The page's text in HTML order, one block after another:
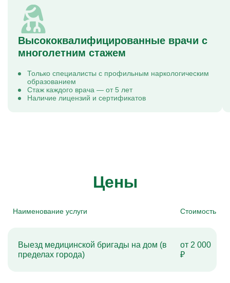
Высококвалифицированные врачи с
многолетним стажем
Только специалисты с профильным наркологическим
образованием
Стаж каждого врача — от 5 лет
Наличие лицензий и сертификатов
Цены
Наименование услуги Стоимость
Выезд медицинской бригады на дом (в
пределах города)
от 2 000
₽